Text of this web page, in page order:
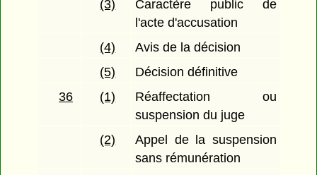
(3)
Caractère public de
l'acte d'accusation
(4)
Avis de la décision
(5)
Décision définitive
36
(1)
Réaffectation ou
suspension du juge
(2)
Appel de la suspension
sans rémunération